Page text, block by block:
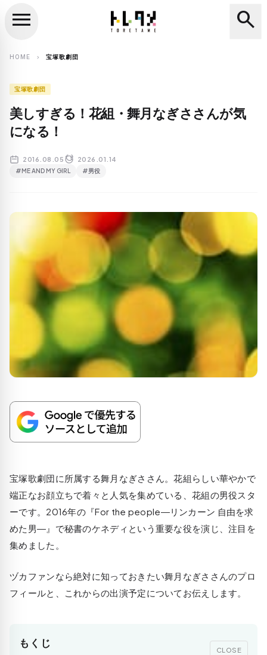
search
menu search
HOME chevron_right 宝塚歌劇団
宝塚歌劇団
美しすぎる！花組・舞月なぎささんが気
になる！
2016.08.05 2026.01.14
#ME AND MY GIRL #男役
宝塚歌劇団に所属する舞月なぎささん。花組らしい華やかで
端正なお顔立ちで着々と人気を集めている、花組の男役スタ
ーです。2016年の『For the people―リンカーン 自由を求
めた男―』で秘書のケネディという重要な役を演じ、注目を
集めました。
ヅカファンなら絶対に知っておきたい舞月なぎささんのプロ
フィールと、これからの出演予定についてお伝えします。
もくじ
CLOSE